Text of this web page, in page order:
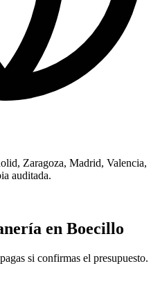
Zaragoza, Madrid, Valencia,
auditada.
en Boecillo
si confirmas el presupuesto.